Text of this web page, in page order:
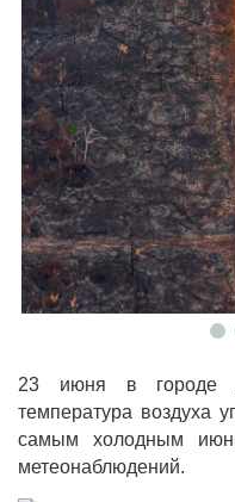
23 июня в городе
температура воздуха
самым холодным
метеонаблюдений.